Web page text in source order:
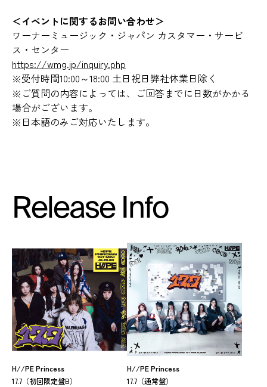
＜イベントに関するお問い合わせ＞
ワーナーミュージック・ジャパン カスタマー・サービ
ス・センター
https://wmg.jp/inquiry.php
※受付時間10:00～18:00 土日祝日弊社休業日除く
※ご質問の内容によっては、ご回答までに日数がかかる
場合がございます。
※日本語のみご対応いたします。
Release Info
H//PE Princess
17.7（初回限定盤B）
H//PE Princess
17.7（通常盤）